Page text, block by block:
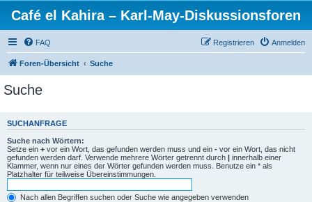
Café el Kahira – Karl-May-Diskussionsforen
FAQ Anmelden
Registrieren
Foren-Übersicht Suche
Suche
SUCHANFRAGE
Suche nach Wörtern:
Setze ein + vor ein Wort, das gefunden werden muss und ein - vor ein Wort, das nicht
gefunden werden darf. Verwende mehrere Wörter getrennt durch | innerhalb einer
Klammer, wenn nur eines der Wörter gefunden werden muss. Benutze ein * als
Platzhalter für teilweise Übereinstimmungen.
Nach allen Begriffen suchen oder Suche wie angegeben verwenden